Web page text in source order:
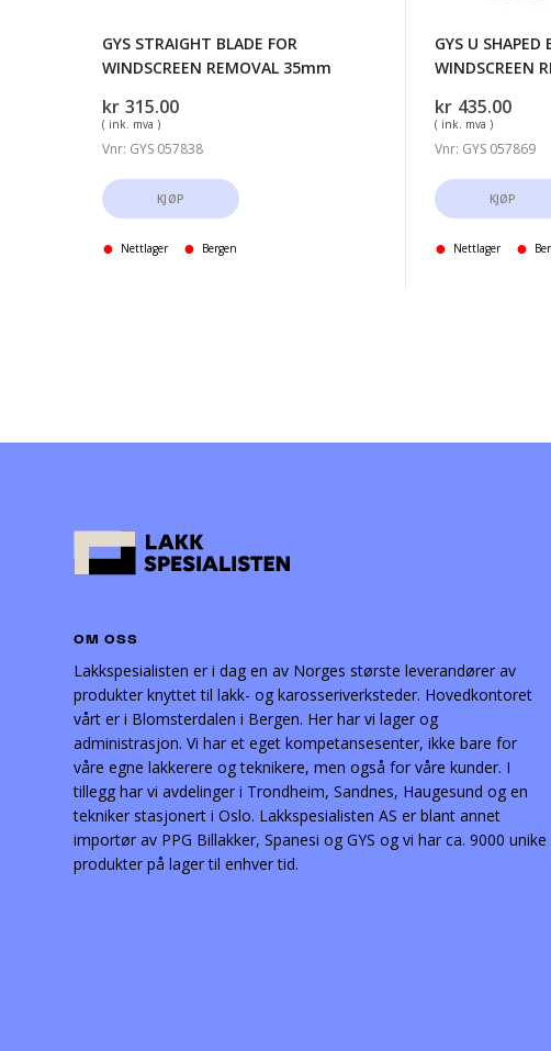
GYS STRAIGHT BLADE FOR
WINDSCREEN REMOVAL 35mm
kr 315.00
( ink. mva )
Vnr: GYS 057838
KJØP
Nettlager Bergen
GYS U SHAPED
WINDSCREEN
kr 435.00
( ink. mva )
Vnr: GYS 057869
KJØP
Nettlager
OM OSS
Lakkspesialisten er i dag en av Norges største leverandører av
produkter knyttet til lakk- og karosseriverksteder. Hovedkontoret
vårt er i Blomsterdalen i Bergen. Her har vi lager og
administrasjon. Vi har et eget kompetansesenter, ikke bare for
våre egne lakkerere og teknikere, men også for våre kunder. I
tillegg har vi avdelinger i Trondheim, Sandnes, Haugesund og en
tekniker stasjonert i Oslo. Lakkspesialisten AS er blant annet
importør av PPG Billakker, Spanesi og GYS og vi har ca. 9000 unike
produkter på lager til enhver tid.